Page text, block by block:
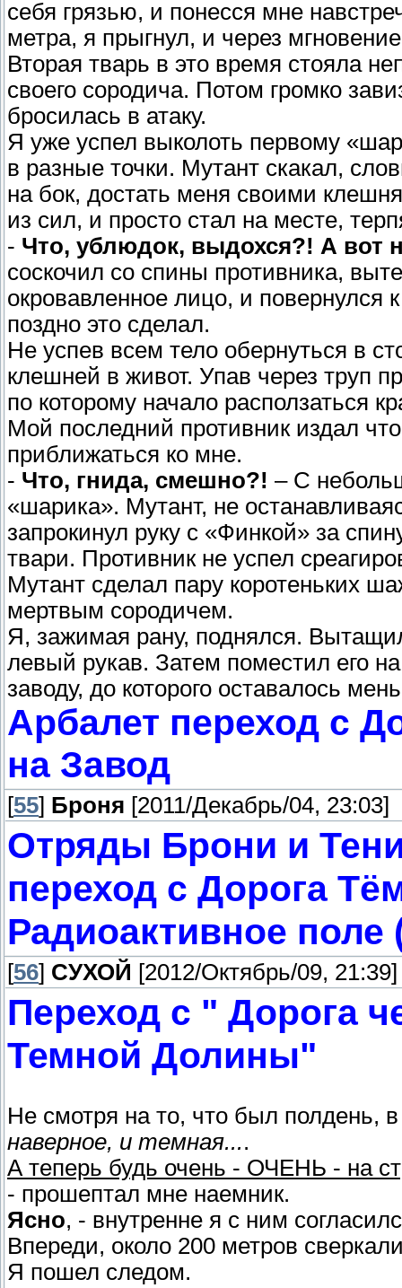
себя грязью, и понесся мне
метра, я прыгнул, и через
Вторая тварь в это время стояла
своего сородича. Потом громко
бросилась в атаку.
Я уже успел выколоть первому
в разные точки. Мутант скакал,
на бок, достать меня своими
из сил, и просто стал на месте,
- Что, ублюдок, выдохся?! А вот
соскочил со спины противника,
окровавленное лицо, и повернулся
поздно это сделал.
Не успев всем тело обернуться в
клешней в живот. Упав через труп
по которому начало расползаться
Мой последний противник издал
приближаться ко мне.
- Что, гнида, смешно?! – С
«шарика». Мутант, не
запрокинул руку с «Финкой» за
твари. Противник не успел
Мутант сделал пару коротеньких
мертвым сородичем.
Я, зажимая рану, поднялся.
левый рукав. Затем поместил его
заводу, до которого оставалось
Арбалет переход с
на Завод
[55] Броня [2011/Декабрь/04, 23:03]
Отряды Брони и
переход с Дорога
Радиоактивное поле
[56] СУХОЙ [2012/Октябрь/09, 21:39]
Переход с " Дорога
Темной Долины"
Не смотря на то, что был полдень,
наверное, и темная....
А теперь будь очень - ОЧЕНЬ - на
- прошептал мне наемник.
Ясно, - внутренне я с ним
Впереди, около 200 метров
Я пошел следом.